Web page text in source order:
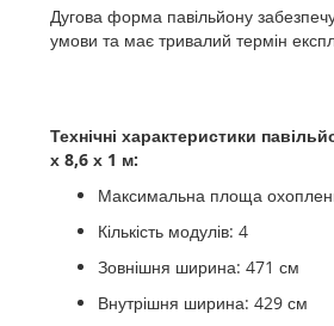
Дугова форма павільйону
умови та має тривалий термін
Технічні характеристики
х 8,6 х 1 м:
Максимальна площа
Кількість модулів: 4
Зовнішня ширина: 471 см
Внутрішня ширина: 429 см